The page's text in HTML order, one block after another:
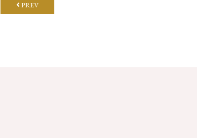
PREV